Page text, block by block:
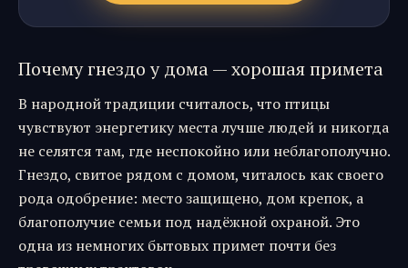
Почему гнездо у дома — хорошая примета
В народной традиции считалось, что птицы
чувствуют энергетику места лучше людей и никогда
не селятся там, где неспокойно или неблагополучно.
Гнездо, свитое рядом с домом, читалось как своего
рода одобрение: место защищено, дом крепок, а
благополучие семьи под надёжной охраной. Это
одна из немногих бытовых примет почти без